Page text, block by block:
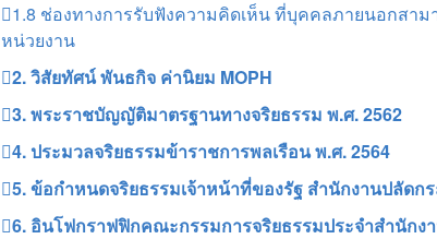
1.8 ช่องทางการรับฟังความคิดเห็น ที่บุคคลภายนอกสา
หน่วยงาน
2. วิสัยทัศน์ พันธกิจ ค่านิยม MOPH
3. พระราชบัญญัติมาตรฐานทางจริยธรรม พ.ศ. 2562
4. ประมวลจริยธรรมข้าราชการพลเรือน พ.ศ. 2564
5. ข้อกำหนดจริยธรรมเจ้าหน้าที่ของรัฐ สำนักงานปลัดก
6. อินโฟกราฟฟิกคณะกรรมการจริยธรรมประจำสำนัก